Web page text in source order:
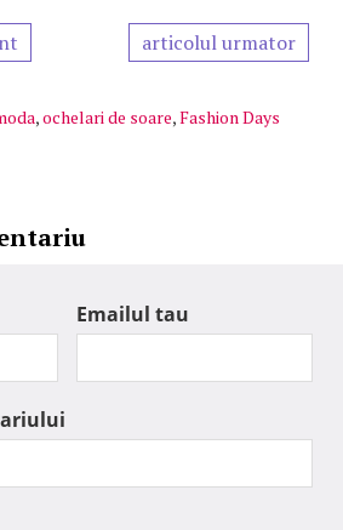
articolul urmator
,ochelari de soare,Fashion Days
Emailul tau